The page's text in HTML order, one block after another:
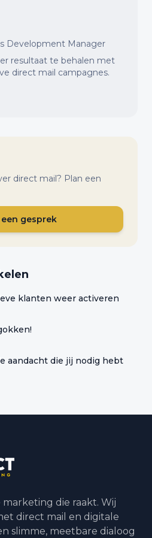
Development Manager
resultaat te behalen met
direct mail campagnes.
direct mail? Plan een
een gesprek
klanten weer activeren
aandacht die jij nodig hebt
die raakt. Wij
direct mail en digitale
slimme, meetbare dialoog